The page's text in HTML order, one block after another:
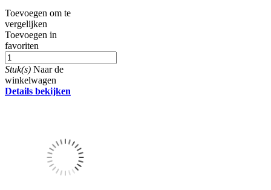
Toevoegen om te
vergelijken
Toevoegen in
favoriten
Stuk(s) Naar de
winkelwagen
Details bekijken